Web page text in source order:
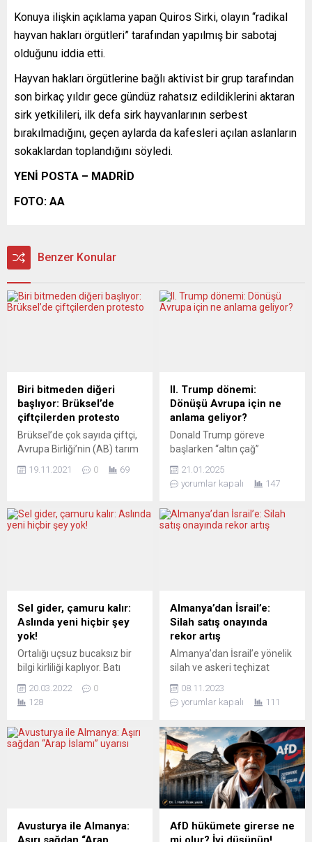
Konuya ilişkin açıklama yapan Quiros Sirki, olayın “radikal
hayvan hakları örgütleri” tarafından yapılmış bir sabotaj
olduğunu iddia etti.
Hayvan hakları örgütlerine bağlı aktivist bir grup tarafından
son birkaç yıldır gece gündüz rahatsız edildiklerini aktaran
sirk yetkilileri, ilk defa sirk hayvanlarının serbest
bırakılmadığını, geçen aylarda da kafesleri açılan aslanların
sokaklardan toplandığını söyledi.
YENİ POSTA – MADRİD
FOTO: AA
Benzer Konular
Biri bitmeden diğeri
başlıyor: Brüksel’de
çiftçilerden protesto
Brüksel’de çok sayıda çiftçi,
Avrupa Birliği’nin (AB) tarım
gösteri düzenledi. Çeşitli
Avrupa Parlamentosu (AP)
önündeki Lüksemburg
reddedin”, “Tarımın geleceği
yok” yazılı afişler açtı. Bazı
göstericiler, protestoya arı
kostümü giyerek...
19.11.2021 0 69
II. Trump dönemi:
Dönüşü Avrupa için ne
anlama geliyor?
Donald Trump göreve
başlarken “altın çağ”
Amerika’nın düşüşünü
tersine çevireceğini açıkladı.
yönetimi tarafından alınan
tedbirleri durdurmak için
imzaladı. Medya, ABD
Başkanı’nın yeniden
seçilmesiyle dünya
sahnesinde nelerin
değişeceği ve Avrupa’nın
bu...
21.01.2025
yorumlar kapalı
147
Sel gider, çamuru kalır:
Aslında yeni hiçbir şey
yok!
Ortalığı uçsuz bucaksız bir
bilgi kirliliği kaplıyor. Batı
kirliliğe rağmen, henüz
cephede ölmeye ve cephe
fedakârlığa katlanmaya
hazır değil. Ya medya? Tüm
düşündüren haberler ve
yorumlarla dolup taşıyor....
20.03.2022
0
128
Almanya’dan İsrail’e:
Silah satış onayında
rekor artış
Almanya’dan İsrail’e yönelik
silah ve askeri teçhizat
geçen seneye oranla 10
katına çıkarak 303 milyon
tarafından İsrail’e yönelik
silah ve askeri teçhizat
ihracatına verilen onaylarda
bu yıl içinde rekor artış
kaydedildi. Ekonomi
Bakanlığı’nın verilerine göre;
2022 yılında 32 milyon
avroluk ihracat onayı
08.11.2023
yorumlar kapalı
111
Avusturya ile Almanya:
AfD hükümete girerse ne